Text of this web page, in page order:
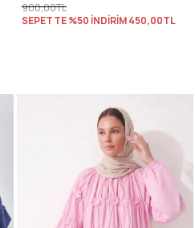
900,00TL
SEPETTE %50 İNDİRİM450,00TL